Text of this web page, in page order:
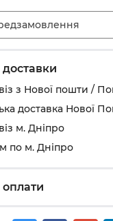
з Нової пошти /
доставка Нової
м. Дніпро
по м. Дніпро